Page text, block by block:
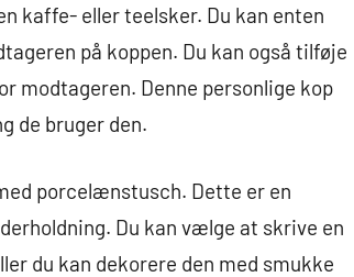
kaffe- eller teelsker. Du kan enten
på koppen. Du kan også tilføje
modtageren. Denne personlige kop
de bruger den.
porcelænstusch. Dette er en
Du kan vælge at skrive en
du kan dekorere den med smukke